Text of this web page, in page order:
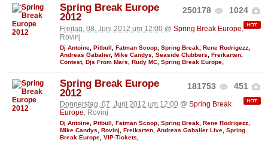
250178 1024
Spring Break Europe
2012
Freitag, 08. Juni 2012 um 12:00 @ Spring Break Europe
Rovinj
Dj Antoine Pitbull Fatman Scoop Spring Break Rene Rodrigezz
Andreas Gabalier, Mike Candys Seaside Clubbers Freikarten
Contest, Djs From Mars Rudy MC Spring Break Europe
181753 451
Spring Break Europe
2012
Donnerstag, 07. Juni 2012 um 12:00 @ Spring Break
Europe, Rovinj
Dj Antoine Pitbull Fatman Scoop Spring Break Rene Rodrigezz
Mike Candys
Rovinj Freikarten Andreas Gabalier Live Spring
Break Europe VIP-Tickets